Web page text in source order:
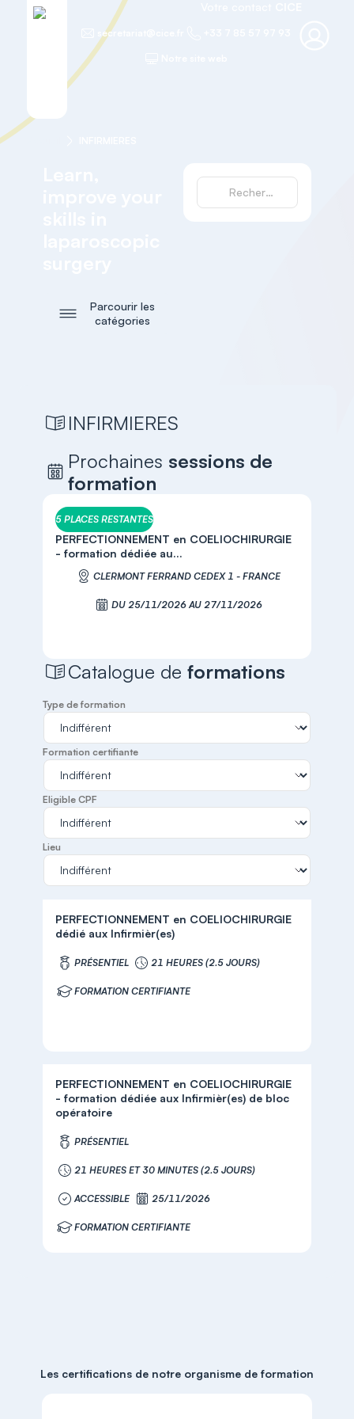
secretariat@cice.fr
Parcourir les
catégories
INFIRMIERES
Prochaines sessions de
formation
5 PLACES RESTANTES
PERFECTIONNEMENT en COELIOCHIRURGIE
- formation dédiée au...
CLERMONT FERRAND CEDEX 1 - FRANCE
DU 25/11/2026 AU 27/11/2026
Catalogue deformations
Type de formation
Formation certifiante
Eligible CPF
Lieu
PERFECTIONNEMENT en COELIOCHIRURGIE
dédié aux Infirmièr(es)
PRÉSENTIEL 21 HEURES (2.5 JOURS)
FORMATION CERTIFIANTE
PERFECTIONNEMENT en COELIOCHIRURGIE
- formation dédiée aux Infirmièr(es) de bloc
opératoire
PRÉSENTIEL
21 HEURES ET 30 MINUTES (2.5 JOURS)
ACCESSIBLE 25/11/2026
FORMATION CERTIFIANTE
Les certifications de notre organisme de formation